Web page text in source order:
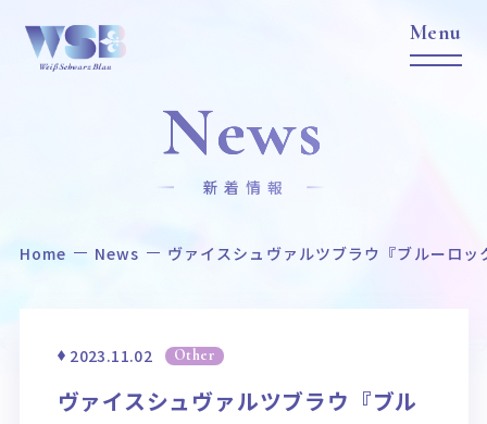
Home News
作品タイトル
Event Card List
News
新着情報
Home News ヴァイスシュヴァルツブラウ『ブルーロ
2023.11.02 Other
ヴァイスシュヴァルツブラウ『ブル